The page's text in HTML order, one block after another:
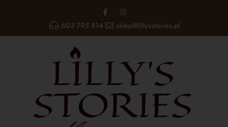
603 795 814 sklep@lillysstories.pl